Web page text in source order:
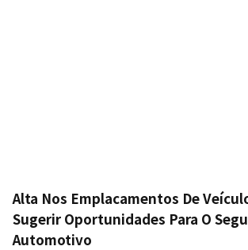
Alta Nos Emplacamentos De
Sugerir Oportunidades Para O
Automotivo